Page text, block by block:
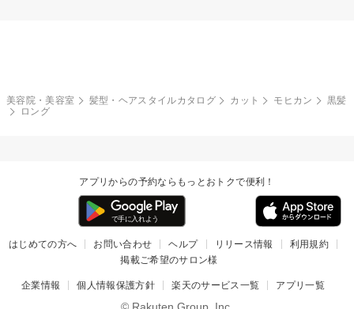
美容院・美容室 髪型・ヘアスタイルカタログ カット モヒカン
黒髪
ロング
アプリからの予約ならもっとおトクで便利！
はじめての方へ お問い合わせ ヘルプ リリース情報
利用規約
掲載ご希望のサロン様
企業情報 個人情報保護方針 楽天のサービス一覧 アプリ一覧